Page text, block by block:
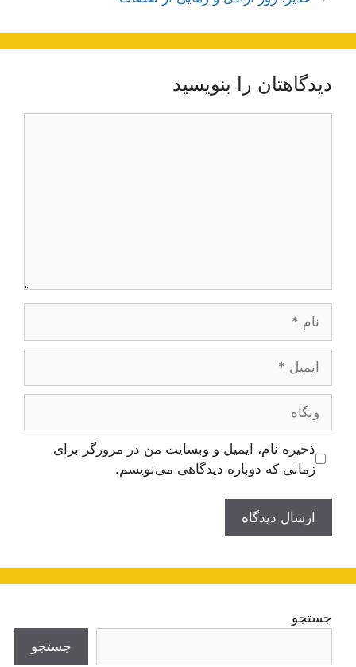
دیدگاهتان را بنویسید
وبگاه
ذخیره نام، ایمیل و وبسایت من در مرورگر برای
زمانی که دوباره دیدگاهی می‌نویسم.
جستجو
جستجو